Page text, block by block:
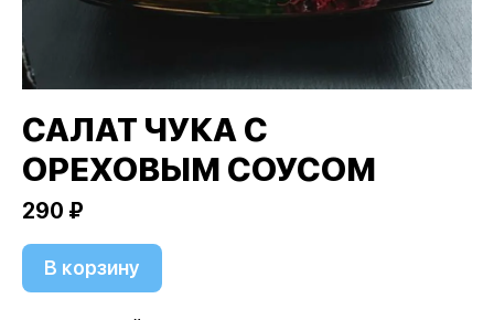
САЛАТ ЧУКА С
ОРЕХОВЫМ СОУСОМ
290 ₽
В корзину